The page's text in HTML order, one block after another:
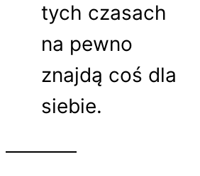
tych czasach
na pewno
znajdą coś dla
siebie.